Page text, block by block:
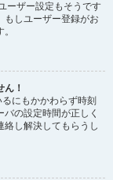
ーザー設定もそうです
もしユーザー登録がお
！
にもかかわらず時刻
の設定時間が正しく
し解決してもらうし